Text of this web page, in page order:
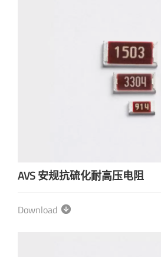
AVS 安规抗硫化耐高压电阻
Download